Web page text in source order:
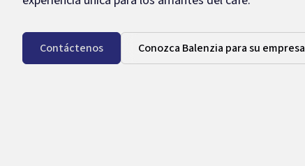
Contáctenos Conozca Balenzia para su empresa